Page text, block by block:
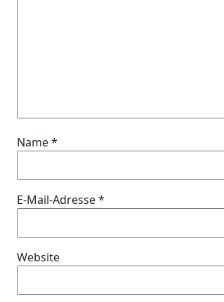
Name*
E-Mail-Adresse*
Website